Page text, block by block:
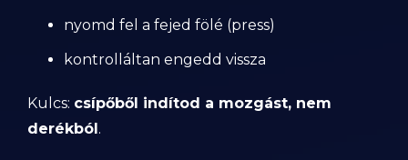
nyomd fel a fejed fölé (press)
kontrolláltan engedd vissza
Kulcs: csípőből indítod a mozgást, nem
derékból.